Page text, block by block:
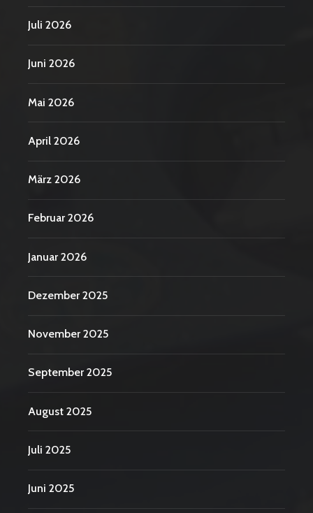
Juli 2026
Juni 2026
Mai 2026
April 2026
März 2026
Februar 2026
Januar 2026
Dezember 2025
November 2025
September 2025
August 2025
Juli 2025
Juni 2025